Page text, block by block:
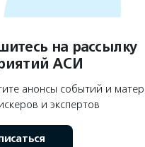
на рассылку
АСИ
анонсы событий и
и экспертов